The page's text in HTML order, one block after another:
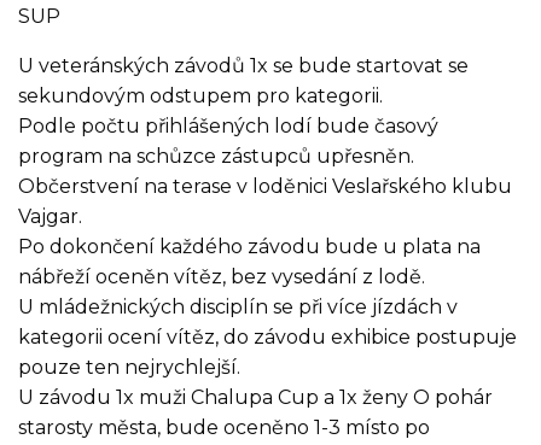
SUP
U veteránských závodů 1x se bude startovat se
sekundovým odstupem pro kategorii.
Podle počtu přihlášených lodí bude časový
program na schůzce zástupců upřesněn.
Občerstvení na terase v loděnici Veslařského klubu
Vajgar.
Po dokončení každého závodu bude u plata na
nábřeží oceněn vítěz, bez vysedání z lodě.
U mládežnických disciplín se při více jízdách v
kategorii ocení vítěz, do závodu exhibice postupuje
pouze ten nejrychlejší.
U závodu 1x muži Chalupa Cup a 1x ženy O pohár
starosty města, bude oceněno 1-3 místo po